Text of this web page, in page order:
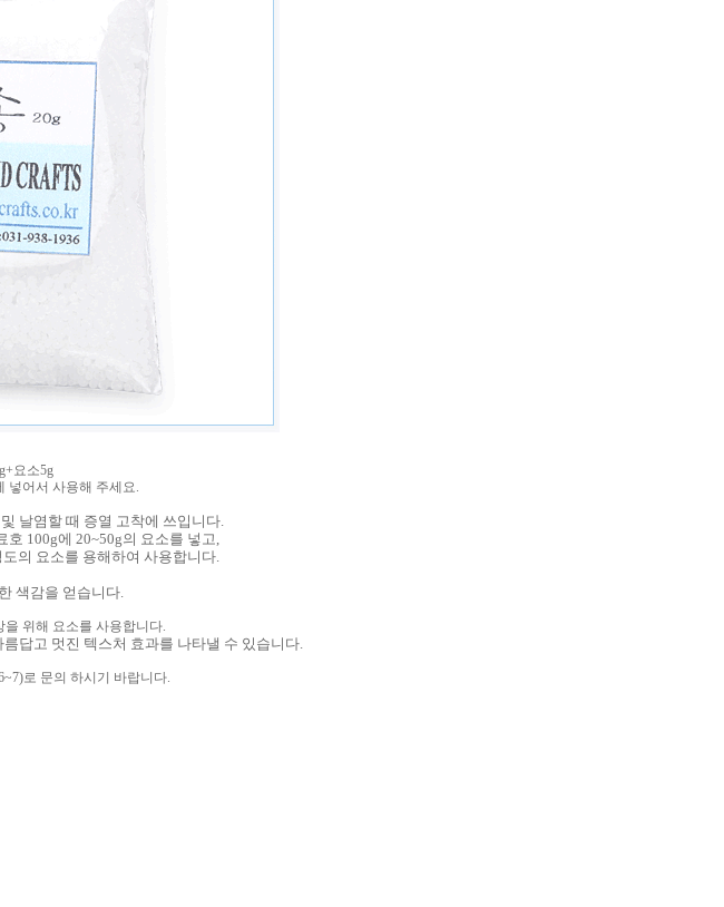
요소5g
어서 사용해 주세요.
날염할 때 증열 고착에 쓰입니다.
100g에 20~50g의 요소를 넣고,
의 요소를 용해하여 사용합니다.
색감을 얻습니다.
위해 요소를 사용합니다.
답고 멋진 텍스처 효과를 나타낼 수 있습니다.
로 문의 하시기 바랍니다.